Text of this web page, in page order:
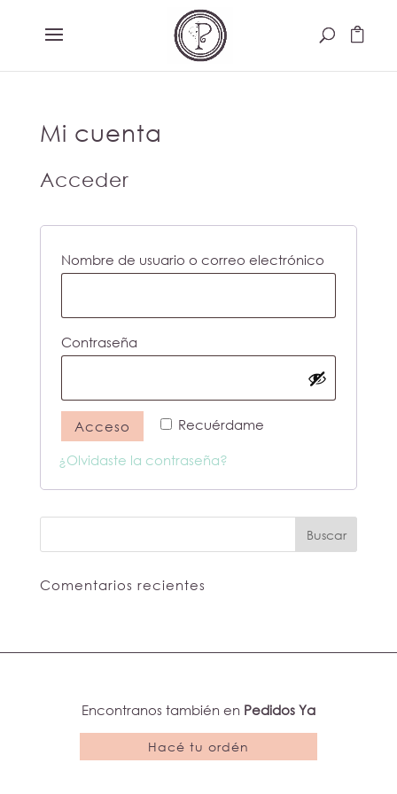
Mi cuenta
Acceder
Nombre de usuario o correo electrónico
Contraseña
Recuérdame
Acceso
¿Olvidaste la contraseña?
Comentarios recientes
Encontranos también en Pedidos Ya
Hacé tu ordén